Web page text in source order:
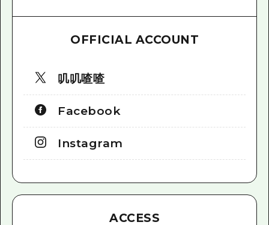
OFFICIAL ACCOUNT
叽叽喳喳
Facebook
Instagram
ACCESS